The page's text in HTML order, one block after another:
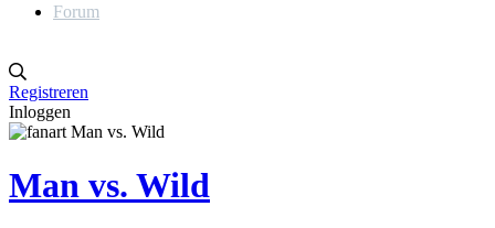
Forum
Registreren
Inloggen
Man vs. Wild